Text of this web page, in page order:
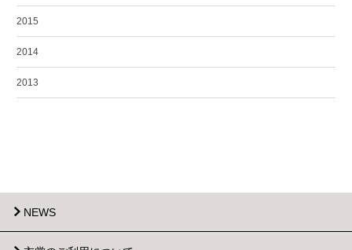
2015
2014
2013
NEWS